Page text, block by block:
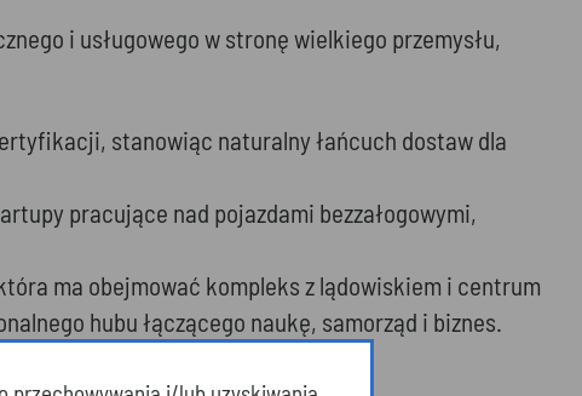
i usługowego w stronę wielkiego przemysłu,
stanowiąc naturalny łańcuch dostaw dla
pracujące nad pojazdami bezzałogowymi,
ma obejmować kompleks z lądowiskiem i centrum
hubu łączącego naukę, samorząd i biznes.